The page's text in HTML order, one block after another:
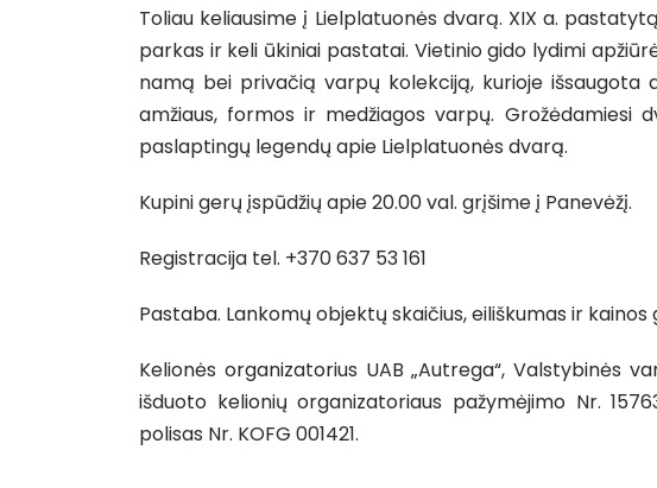
Toliau keliausime į Lielplatuonės dvarą. XIX a.
parkas ir keli ūkiniai pastatai. Vietinio gido lydimi
namą bei privačią varpų kolekciją, kurioje išsaugota
amžiaus, formos ir medžiagos varpų. Grožėdamiesi
paslaptingų legendų apie Lielplatuonės dvarą.
Kupini gerų įspūdžių apie 20.00 val. grįšime į Panevėžį.
Registracija tel. +370 637 53 161
Pastaba. Lankomų objektų skaičius, eiliškumas ir kainos
Kelionės organizatorius UAB „Autrega“, Valstybinės
išduoto kelionių organizatoriaus pažymėjimo Nr.
polisas Nr. KOFG 001421.